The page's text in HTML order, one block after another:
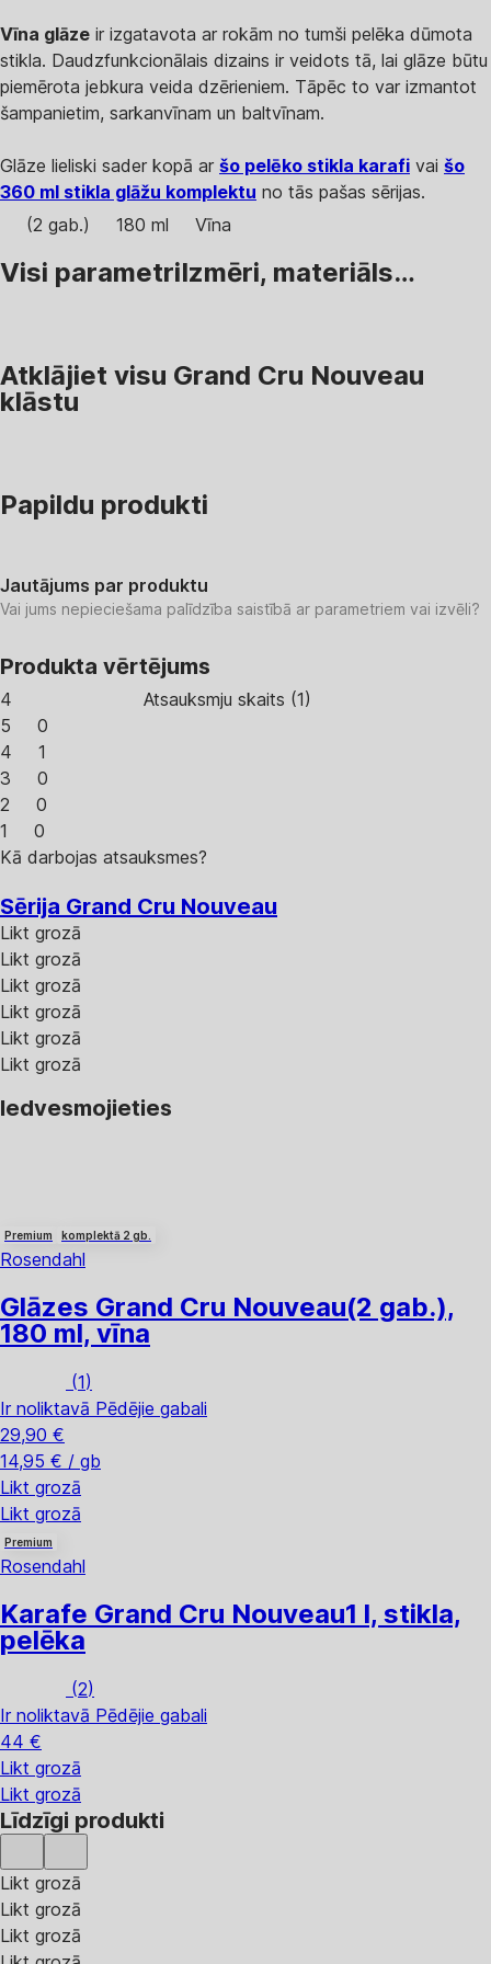
Vīna glāze ir izgatavota ar rokām no tumši pelēka dūmota
stikla. Daudzfunkcionālais dizains ir veidots tā, lai glāze būtu
piemērota jebkura veida dzērieniem. Tāpēc to var izmantot
šampanietim, sarkanvīnam un baltvīnam.
Glāze lieliski sader kopā ar šo pelēko stikla karafi vai šo
360 ml stikla glāžu komplektu no tās pašas sērijas.
(2 gab.)
180 ml Vīna
Visi parametriIzmēri, materiāls…
Atklājiet visu Grand Cru Nouveau
klāstu
Papildu produkti
Jautājums par produktu
Vai jums nepieciešama palīdzība saistībā ar parametriem vai izvēli?
Produkta vērtējums
4 Atsauksmju skaits (1)
5
0
4
1
3
0
2
0
1
0
Kā darbojas atsauksmes?
Sērija Grand Cru Nouveau
Likt grozā
Likt grozā
Likt grozā
Likt grozā
Likt grozā
Likt grozā
Iedvesmojieties
Premium komplektā 2 gb.
Rosendahl
Glāzes Grand Cru Nouveau(2 gab.),
180 ml, vīna
(1)
Ir noliktavā Pēdējie gabali
29,90 €
14,95 € / gb
Likt grozā
Likt grozā
Premium
Rosendahl
Karafe Grand Cru Nouveau1 l, stikla,
pelēka
(2)
Ir noliktavā Pēdējie gabali
44 €
Likt grozā
Likt grozā
Līdzīgi produkti
Likt grozā
Likt grozā
Likt grozā